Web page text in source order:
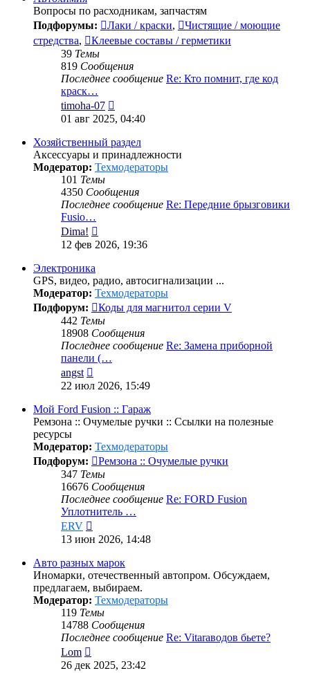
Вопросы по расходникам, запчастям
Подфорумы:
Лаки / краски,
Чистящие / моющие
стредства,
Клеевые составы / герметики
39 Темы
819 Сообщения
Последнее сообщение Re: Кто помнит, где код
краск…
timoha-07
сообщению
01 авг 2025, 04:40
Хозяйственный раздел
Аксессуары и принадлежности
Модератор: Техмодераторы
101 Темы
4350 Сообщения
Последнее сообщение Re: Передние брызговики
Fusio…
Dima!
к
12 фев 2026, 19:36
Электроника
GPS, видео, радио, автосигнализации ...
Модератор: Техмодераторы
Подфорум:
Коды для магнитол серии V
442 Темы
18908 Сообщения
Последнее сообщение Re: Замена приборной
панели (…
angst
к
сообщению
22 июл 2026, 15:49
Мой Ford Fusion :: Гараж
Ремзона :: Очумелые ручки :: Ссылки на полезные
ресурсы
Модератор: Техмодераторы
Подфорум:
Ремзона :: Очумелые ручки
347 Темы
16676 Сообщения
Последнее сообщение Re: FORD Fusion
Уплотнитель …
ERV
к
сообщению
13 июн 2026, 14:48
Авто разных марок
Иномарки, отечественный автопром. Обсуждаем,
предлагаем, выбираем.
Модератор: Техмодераторы
119 Темы
14788 Сообщения
Последнее сообщение Re: Vitaraводов бьете?
Lom
к
26 дек 2025, 23:42